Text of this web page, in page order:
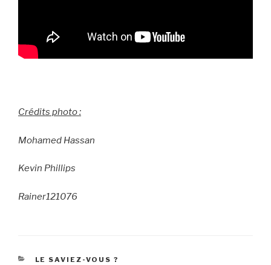
Crédits photo :
Mohamed Hassan
Kevin Phillips
Rainer121076
CATÉGORIES
LE SAVIEZ-VOUS ?